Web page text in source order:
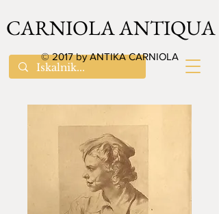
CARNIOLA ANTIQUA
© 2017 by ANTIKA CARNIOLA